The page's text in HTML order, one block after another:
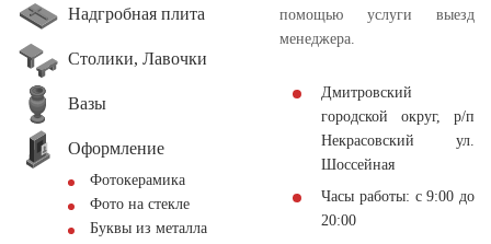
Надгробная плита
Столики, Лавочки
Вазы
Оформление
Фотокерамика
Фото на стекле
Буквы из металла
помощью услуги выезд
менеджера.
Дмитровский
городской округ, р/п
Некрасовский ул.
Шоссейная
Часы работы: с 9:00 до
20:00